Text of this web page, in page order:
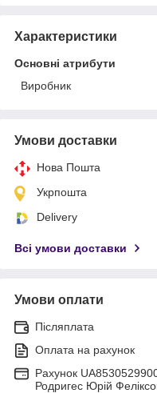
Характеристики
Основні атрибути
Виробник
Умови доставки
Нова Пошта
Укрпошта
Delivery
Всі умови доставки
Умови оплати
Післяплата
Оплата на рахунок
Рахунок
Родригес Юрій